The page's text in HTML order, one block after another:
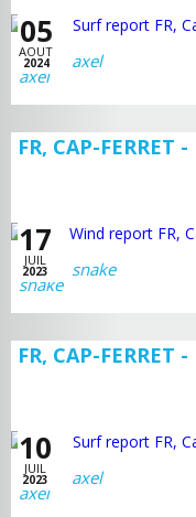
05
AOUT
2024
axel
FR, CAP-FERRET
17
JUIL
2023
snake
FR, CAP-FERRET
10
JUIL
2023
axel